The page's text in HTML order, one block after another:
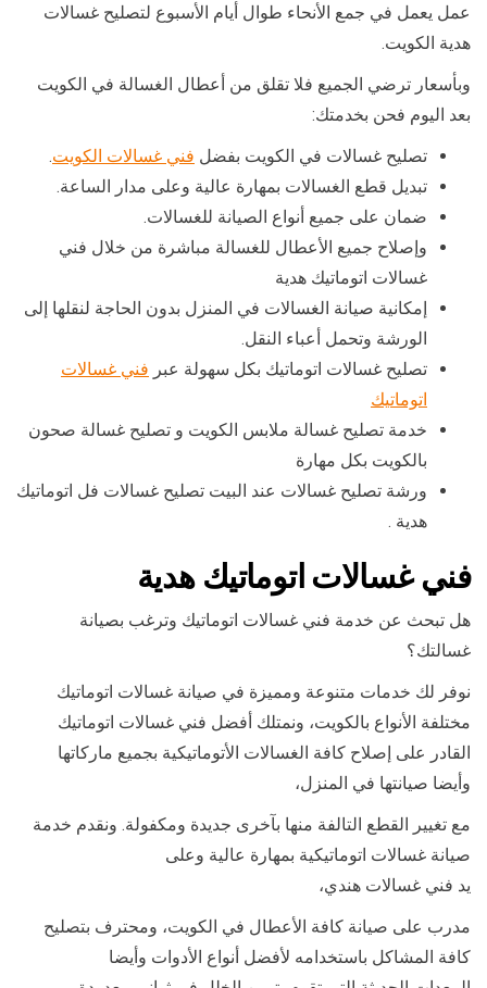
عمل يعمل في جمع الأنحاء طوال أيام الأسبوع لتصليح غسالات
هدية الكويت.
وبأسعار ترضي الجميع فلا تقلق من أعطال الغسالة في الكويت
بعد اليوم فحن بخدمتك:
تصليح غسالات في الكويت بفضل فني غسالات الكويت.
تبديل قطع الغسالات بمهارة عالية وعلى مدار الساعة.
ضمان على جميع أنواع الصيانة للغسالات.
وإصلاح جميع الأعطال للغسالة مباشرة من خلال فني
غسالات اتوماتيك هدية
إمكانية صيانة الغسالات في المنزل بدون الحاجة لنقلها إلى
الورشة وتحمل أعباء النقل.
تصليح غسالات اتوماتيك بكل سهولة عبر فني غسالات
اتوماتيك
خدمة تصليح غسالة ملابس الكويت و تصليح غسالة صحون
بالكويت بكل مهارة
ورشة تصليح غسالات عند البيت تصليح غسالات فل اتوماتيك
هدية .
فني غسالات اتوماتيك هدية
هل تبحث عن خدمة فني غسالات اتوماتيك وترغب بصيانة
غسالتك؟
نوفر لك خدمات متنوعة ومميزة في صيانة غسالات اتوماتيك
مختلفة الأنواع بالكويت، ونمتلك أفضل فني غسالات اتوماتيك
القادر على إصلاح كافة الغسالات الأتوماتيكية بجميع ماركاتها
وأيضا صيانتها في المنزل،
مع تغيير القطع التالفة منها بآخرى جديدة ومكفولة. ونقدم خدمة
صيانة غسالات اتوماتيكية بمهارة عالية وعلى
يد فني غسالات هندي،
مدرب على صيانة كافة الأعطال في الكويت، ومحترف بتصليح
كافة المشاكل باستخدامه لأفضل أنواع الأدوات وأيضا